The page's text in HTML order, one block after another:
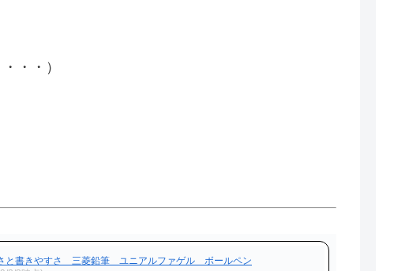
・・）
と書きやすさ 三菱鉛筆 ユニアルファゲル ボールペン